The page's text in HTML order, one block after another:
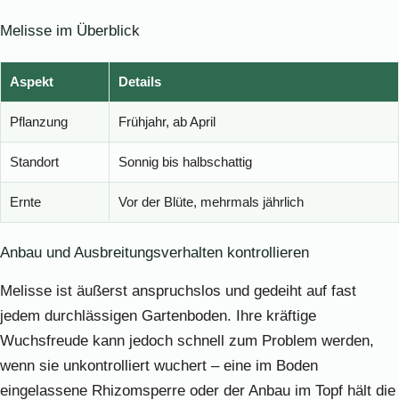
Melisse im Überblick
Aspekt Details
Pflanzung Frühjahr, ab April
Standort Sonnig bis halbschattig
Ernte Vor der Blüte, mehrmals jährlich
Anbau und Ausbreitungsverhalten kontrollieren
Melisse ist äußerst anspruchslos und gedeiht auf fast
jedem durchlässigen Gartenboden. Ihre kräftige
Wuchsfreude kann jedoch schnell zum Problem werden,
wenn sie unkontrolliert wuchert – eine im Boden
eingelassene Rhizomsperre oder der Anbau im Topf hält die